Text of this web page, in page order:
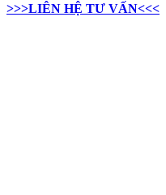
>>>LIÊN HỆ TƯ VẤN<<<